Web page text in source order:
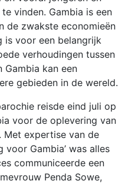
vinden. Gambia is een
de zwakste economieën
is voor een belangrijk
verhoudingen tussen
Gambia kan een
gebieden in de wereld.
reisde eind juli op
voor de oplevering van
Met expertise van de
voor Gambia’ was alles
communiceerde een
Penda Sowe,